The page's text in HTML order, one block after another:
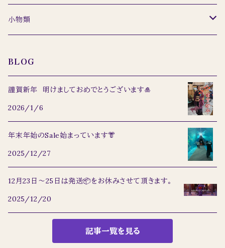
着物
浴衣
道行
小物類
BLOG
謹賀新年 明けましておめでとうございます🎍
2026/1/6
年末年始のSale始まっています👘
2025/12/27
12月23日〜25日は発送📦をお休みさせて頂きます。
2025/12/20
記事一覧を見る